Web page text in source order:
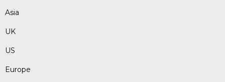
Asia
UK
US
Europe